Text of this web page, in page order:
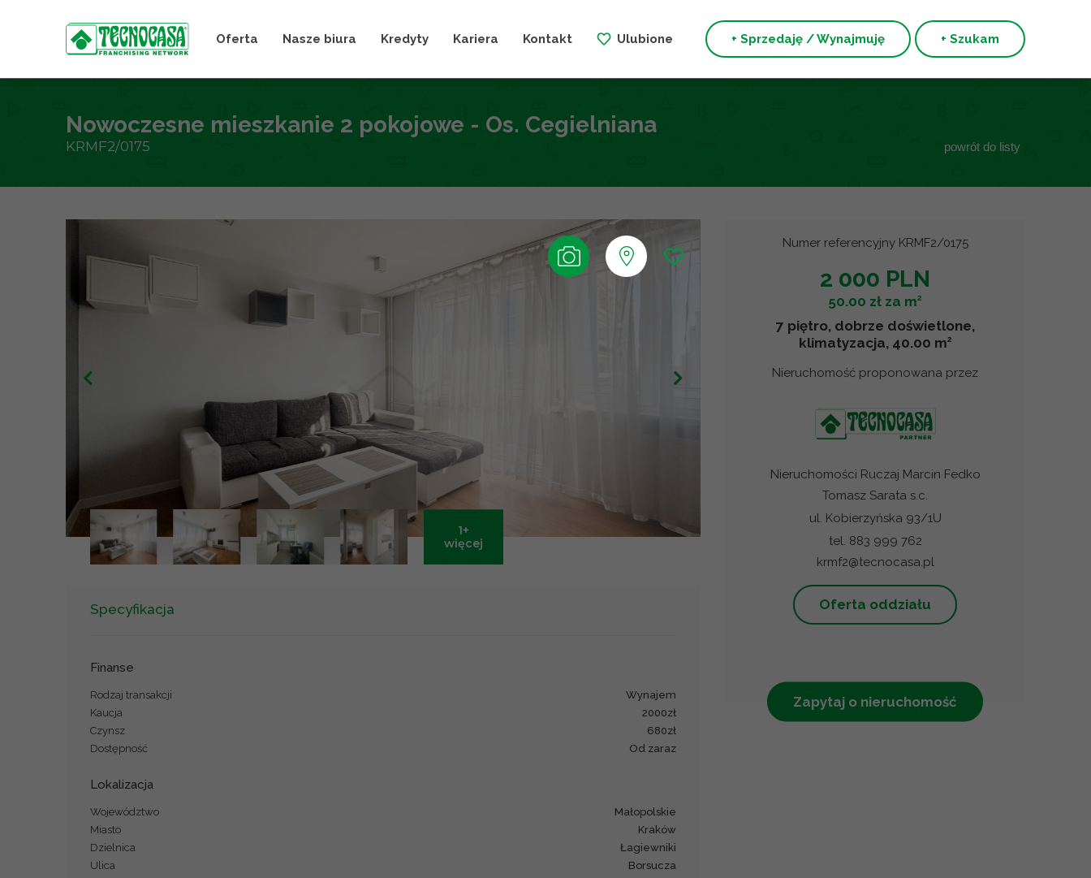
Oferta Nasze biura Kredyty Kariera Kontakt Ulubione + Sprzedaję / Wynajmuję + Szukam
Nowoczesne mieszkanie 2 pokojowe - Os. Cegielniana
KRMF2/0175 powrót do listy
Numer referencyjny KRMF2/0175
2 000 PLN
50.00 zł za m2
7 piętro, dobrze doświetlone,
klimatyzacja, 40.00 m2
Nieruchomość proponowana przez
Nieruchomości Ruczaj Marcin Fedko
Tomasz Sarata s.c.
ul. Kobierzyńska 93/1U
tel. 883 999 762
krmf2@tecnocasa.pl
Oferta oddziału
Zapytaj o nieruchomość
1+
więcej
contributors ©CARTO
Specyfikacja
Finanse
Rodzaj transakcji
wynajem
Kaucja
2000zł
Czynsz
680zł
Dostępność
od zaraz
Lokalizacja
Województwo
małopolskie
Miasto
Kraków
Dzielnica
Łagiewniki
Ulica
Borsucza